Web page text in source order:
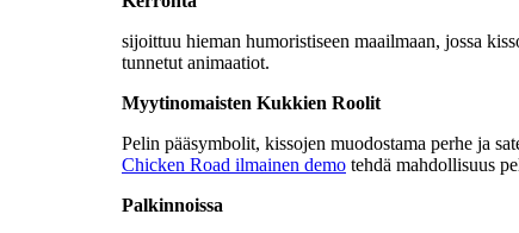
sijoittuu hieman humoristiseen maailmaan, jossa
tunnetut animaatiot.
Myytinomaisten Kukkien Roolit
Pelin pääsymbolit, kissojen muodostama perhe ja
Chicken Road ilmainen demo tehdä mahdollisuus
Palkinnoissa